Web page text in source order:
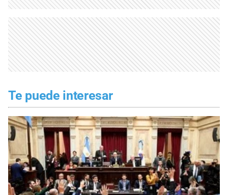
Te puede interesar